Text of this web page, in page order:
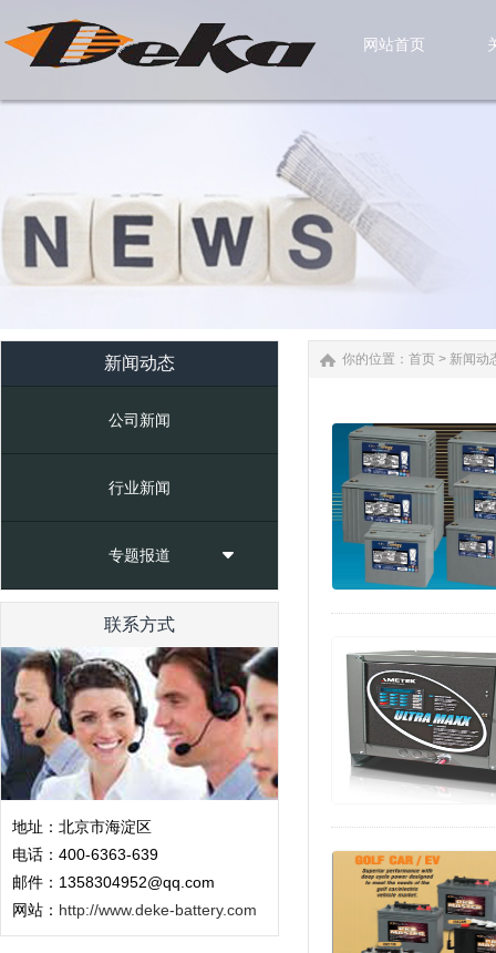
网站首页
新闻动态
公司新闻
行业新闻
专题报道
联系方式
地址：北京市海淀区
电话：400-6363-639
邮件：1358304952@qq.com
网站： http://www.deke-battery.com
你的位置： 首页 > 新闻动